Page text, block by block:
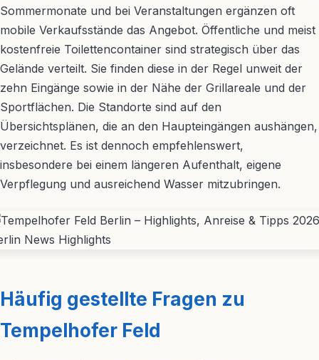
Sommermonate und bei Veranstaltungen ergänzen oft
mobile Verkaufsstände das Angebot. Öffentliche und meist
kostenfreie Toilettencontainer sind strategisch über das
Gelände verteilt. Sie finden diese in der Regel unweit der
zehn Eingänge sowie in der Nähe der Grillareale und der
Sportflächen. Die Standorte sind auf den
Übersichtsplänen, die an den Haupteingängen aushängen,
verzeichnet. Es ist dennoch empfehlenswert,
insbesondere bei einem längeren Aufenthalt, eigene
Verpflegung und ausreichend Wasser mitzubringen.
Häufig gestellte Fragen zu
Tempelhofer Feld